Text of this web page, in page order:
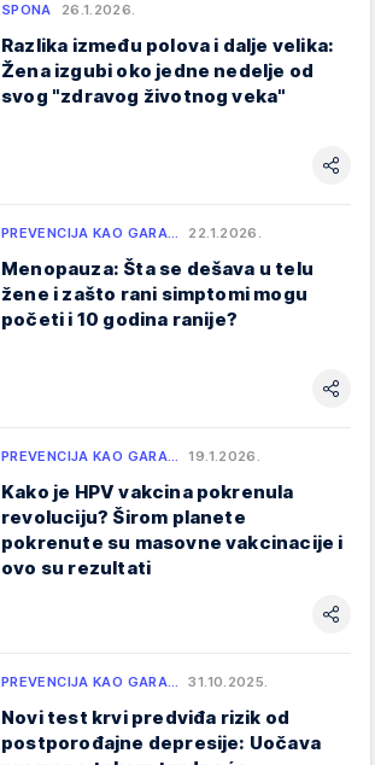
SPONA 26.1.2026.
Razlika između polova i dalje velika:
Žena izgubi oko jedne nedelje od
svog "zdravog životnog veka"
PREVENCIJA KAO GARA… 22.1.2026.
Menopauza: Šta se dešava u telu
žene i zašto rani simptomi mogu
početi i 10 godina ranije?
PREVENCIJA KAO GARA… 19.1.2026.
Kako je HPV vakcina pokrenula
revoluciju? Širom planete
pokrenute su masovne vakcinacije i
ovo su rezultati
PREVENCIJA KAO GARA… 31.10.2025.
Novi test krvi predviđa rizik od
postporođajne depresije: Uočava